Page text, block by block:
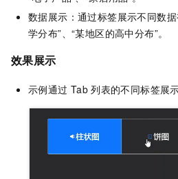
数据展示：通过标签展示不同数
学分布”、“某地区的高中分布”。
效果展示
示例通过 Tab 列表的不同标签展